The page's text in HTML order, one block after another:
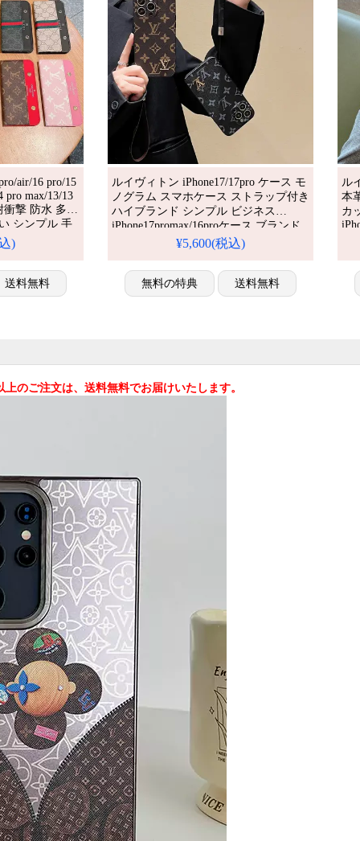
air/16 pro/15
pro max/13/13
撃 防水 多機
シンプル 手
pro/12 pro
11 pro maxケ
)
送料無料
ルイヴィトン iPhone17/17pro ケース モ
ノグラム スマホケース ストラップ付き
ハイブランド シンプル ビジネス
iPhone17promax/16proケース ブランド
携帯ケース 耐衝撃 iPhone16/15/14 ケー
すすめ iPhone 17 プロ / プラス ケース
¥5,600(税込)
無料の特典 送料無料
ル
本
カ
も
のご注文は、送料無料でお届けいたします。